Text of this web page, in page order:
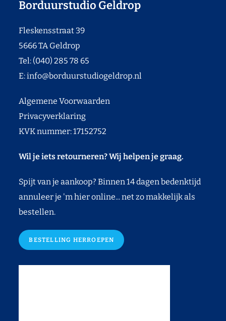
Borduurstudio Geldrop
Fleskensstraat 39
5666 TA Geldrop
Tel: (040) 285 78 65
E:info@borduurstudiogeldrop.nl
Algemene Voorwaarden
Privacyverklaring
KVK nummer: 17152752
Wil je iets retourneren? Wij helpen je graag.
Spijt van je aankoop? Binnen 14 dagen bedenktijd
annuleer je 'm hier online... net zo makkelijk als
bestellen.
BESTELLING HERROEPEN